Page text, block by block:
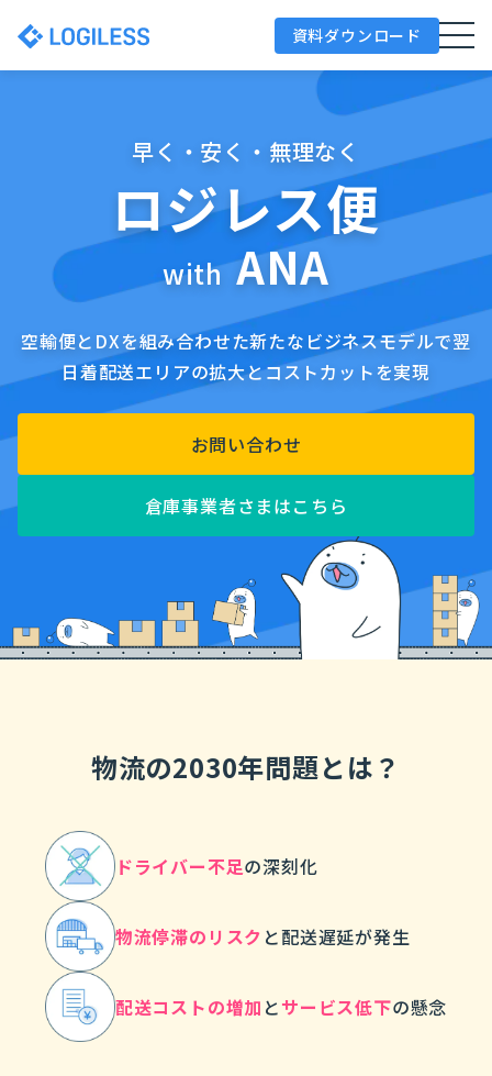
資料ダウンロード
早く・安く・無理なく
ロジレス便
with ANA
空輸便とDXを組み合わせた新たなビジネスモデルで翌
日着配送エリアの拡大とコストカットを実現
お問い合わせ
倉庫事業者さまはこちら
物流の2030年問題とは？
ドライバー不足の深刻化
物流停滞のリスク と配送遅延が発生
配送コストの増加 とサービス低下の懸念